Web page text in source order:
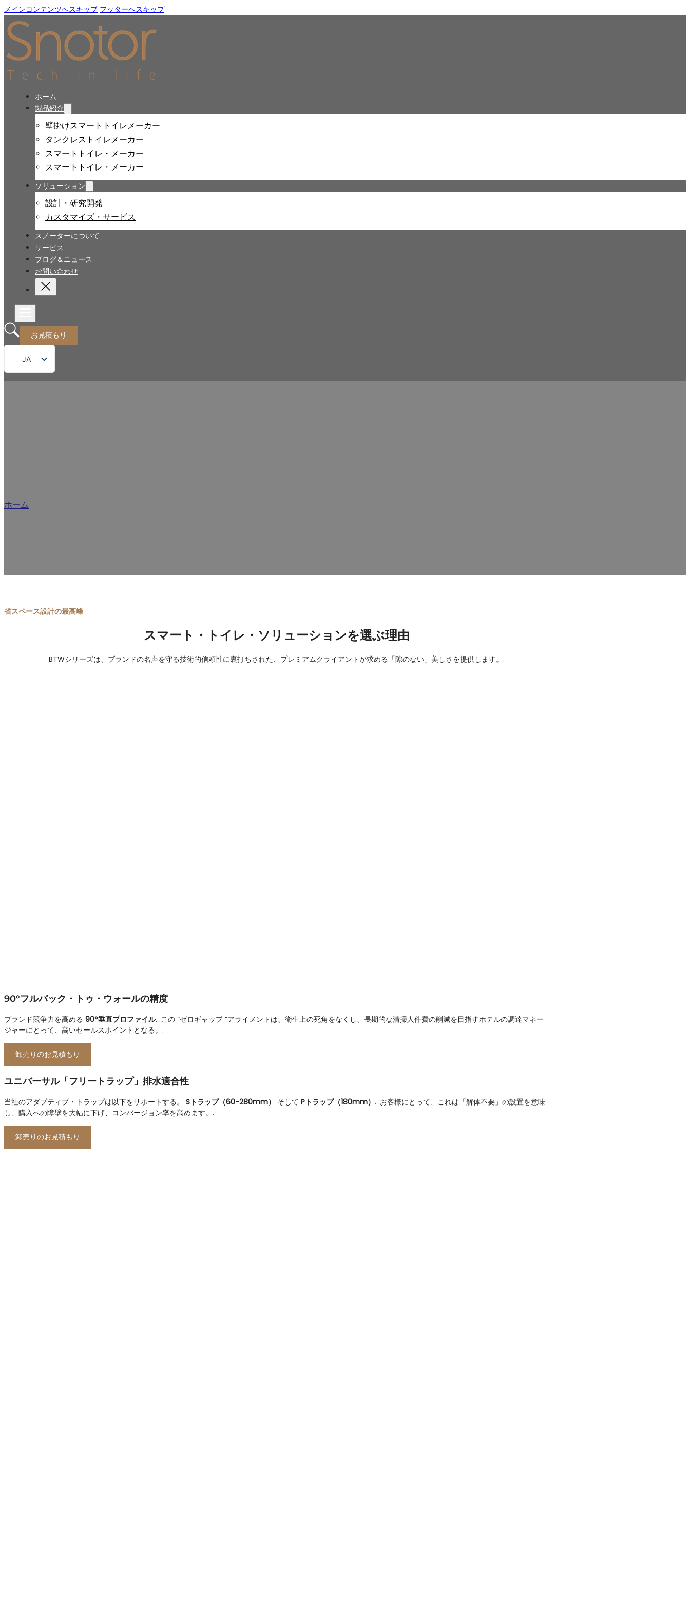
メインコンテンツへスキップ フッターへスキップ
ホーム
製品紹介
壁掛けスマートトイレメーカー
タンクレストイレメーカー
スマートトイレ・メーカー
スマートトイレ・メーカー
ソリューション
設計・研究開発
カスタマイズ・サービス
スノーターについて
サービス
ブログ＆ニュース
お問い合わせ
お見積もり
JA
EN
ホーム
省スペース設計の最高峰
スマート・トイレ・ソリューションを選ぶ理由
BTWシリーズは、ブランドの名声を守る技術的信頼性に裏打ちされた、プレミアムクライアントが求める「隙のない」美しさを提供します。.
90°フルバック・トゥ・ウォールの精度
ブランド競争力を高める 90°垂直プロファイル. .この “ゼロギャップ ”アライメントは、衛生上の死角をなくし、長期的な清掃人件費の削減を目指すホテルの調達マネー
ジャーにとって、高いセールスポイントとなる。.
卸売りのお見積もり
ユニバーサル「フリートラップ」排水適合性
当社のアダプティブ・トラップは以下をサポートする。 Sトラップ（60-280mm） そして Pトラップ（180mm） . .お客様にとって、これは「解体不要」の設置を意味
し、購入への障壁を大幅に下げ、コンバージョン率を高めます。.
卸売りのお見積もり